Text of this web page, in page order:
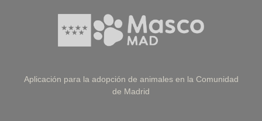
Aplicación para la adopción de animales en la Comunidad
de Madrid